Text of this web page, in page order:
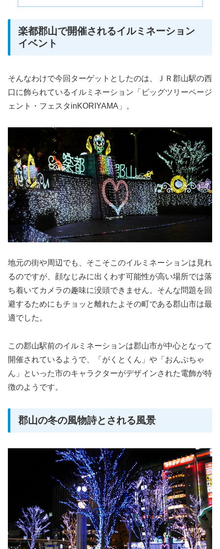
楽都郡山で開催されるイルミネーション
イベント
そんなわけで今回ターゲットとしたのは、ＪＲ郡山駅の西
口に飾られているイルミネーション「ビッグツリーページ
ェント・フェスタinKORIYAMA」。
地元の街や周辺でも、そこそこのイルミネーションは見れ
るのですが、顔なじみに出くわす可能性が高い場所では落
ち着いてカメラの趣味に没頭できません。そんな問題を回
避するためにもチョッと離れたよその町である郡山市は最
適でした。
この郡山駅前のイルミネーションは郡山市が中心となって
開催されているようで、「がくとくん」や「おんぷちゃ
ん」といった市のキャラクターがデザインされた電飾が特
徴のようです。
郡山の冬の風物詩とされる風景